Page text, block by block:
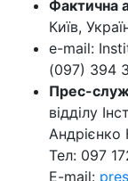
Фактична
Київ,
e-mail:
(097) 394
Прес-
відділу
Андрієнко
Тел: 097
E-mail: